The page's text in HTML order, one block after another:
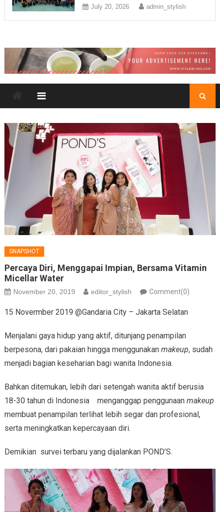
July 20, 2026 admin_stylish
SNAPSHOT
Percaya Diri, Menggapai Impian, Bersama Vitamin
Micellar Water
November 20, 2019 editor_stylish Comment(0)
15 Novermber 2019 @Gandaria City – Jakarta Selatan
Menjalani gaya hidup yang aktif, ditunjang penampilan
berpesona, dari pakaian hingga menggunakanmakeup, sudah
menjadi bagian keseharian bagi wanita Indonesia.
Bahkan ditemukan, lebih dari setengah wanita aktif berusia
18-30 tahun di Indonesia menganggap penggunaan makeup
membuat penampilan terlihat lebih segar dan profesional,
serta meningkatkan kepercayaan diri.
Demikian survei terbaru yang dijalankan POND’S.